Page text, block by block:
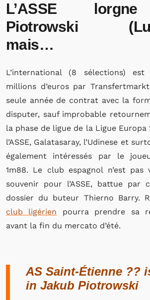
L’ASSE
Piotrowski
mais…
L’international (8 sélections)
millions d’euros par
seule année de contrat avec la
disputer, sauf improbable
la phase de ligue de la Ligue Europa
l’ASSE, Galatasaray, l’Udinese et
également intéressés par le
1m88. Le club espagnol n’est
souvenir pour l’ASSE, battue par
dossier du buteur Thierno Barry.
club ligérien pourra prendre sa
avant la fin du mercato d’été.
AS Saint-Étienne ??
in Jakub Piotrowski